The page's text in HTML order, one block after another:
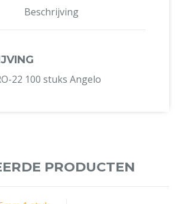
Beschrijving
22 100 stuks Angelo
PRODUCTEN